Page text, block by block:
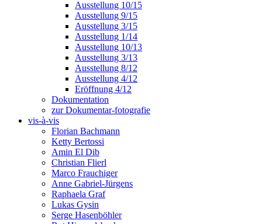
Ausstellung 10/15
Ausstellung 9/15
Ausstellung 3/15
Ausstellung 1/14
Ausstellung 10/13
Ausstellung 3/13
Ausstellung 8/12
Ausstellung 4/12
Eröffnung 4/12
Dokumentation
zur Dokumentar-fotografie
vis-à-vis
Florian Bachmann
Ketty Bertossi
Amin El Dib
Christian Flierl
Marco Frauchiger
Anne Gabriel-Jürgens
Raphaela Graf
Lukas Gysin
Serge Hasenböhler